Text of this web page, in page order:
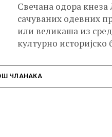
Свечана одора кнеза
сачуваних одевних
или великаша из
културно историјско
ЧЛАНАКА